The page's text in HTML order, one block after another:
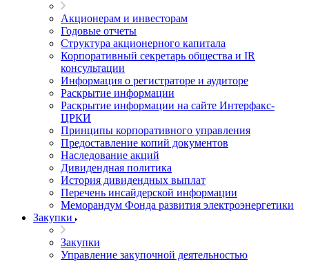
Акционерам и инвесторам
Годовые отчеты
Структура акционерного капитала
Корпоративный секретарь общества и IR
консультации
Информация о регистраторе и аудиторе
Раскрытие информации
Раскрытие информации на сайте Интерфакс-
ЦРКИ
Принципы корпоративного управления
Предоставление копий документов
Наследование акций
Дивидендная политика
История дивидендных выплат
Перечень инсайдерской информации
Меморандум Фонда развития электроэнергетики
Закупки
Закупки
Управление закупочной деятельностью